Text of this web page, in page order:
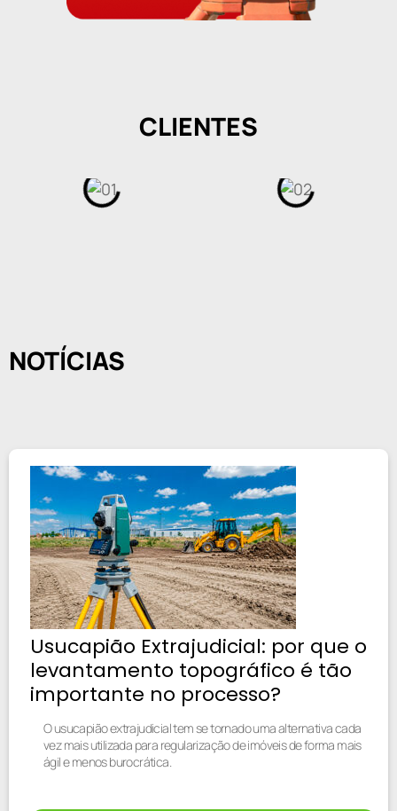
CLIENTES
NOTÍCIAS
Usucapião Extrajudicial: por que o
levantamento topográfico é tão
importante no processo?
O usucapião extrajudicial tem se tornado uma alternativa cada
vez mais utilizada para regularização de imóveis de forma mais
ágil e menos burocrática.